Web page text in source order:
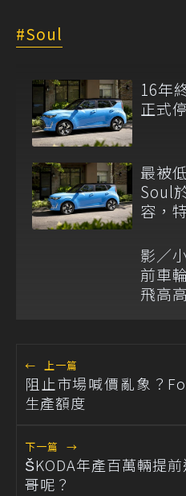
Soul
16年
正式
最被
Soul
容，
影／
前車
飛高
← 上一篇
阻止市場喊價亂象？
生產額度
下一篇 →
ŠKODA年產百萬輛提
哥呢？